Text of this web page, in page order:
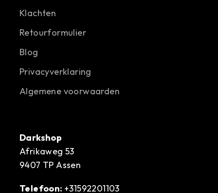
Klachten
Retourformulier
Blog
Privacyverklaring
Algemene voorwaarden
Darkshop
Afrikaweg 53
9407 TP Assen
Telefoon: +31592201103